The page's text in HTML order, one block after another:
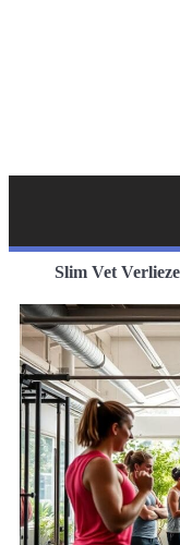
Slim Vet